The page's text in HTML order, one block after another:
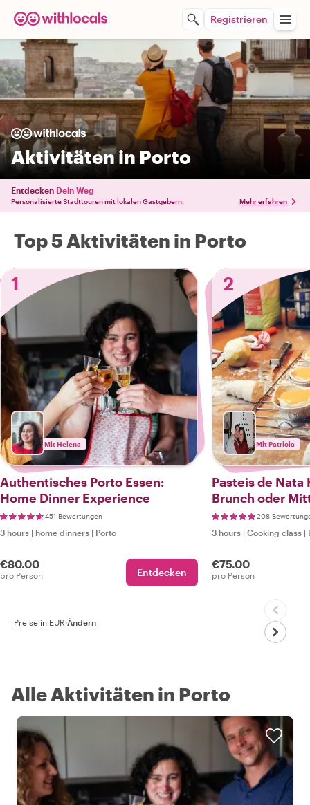
Registrieren
Aktivitäten in Porto
Entdecken Dein Weg
Personalisierte Stadttouren mit lokalen Gastgebern. Mehr erfahren
Top 5 Aktivitäten in Porto
1
Mit Helena
Authentisches Porto Essen:
Home Dinner Experience
451 Bewertungen
3 hours | home dinners | Porto
€80.00
pro Person Entdecken
2
Mit Patricia
Pasteis de Nata
Brunch oder
Abendessen
208
3 hours | Cooking class |
€75.00
pro Person
Preise in EUR·Ändern
Alle Aktivitäten in Porto